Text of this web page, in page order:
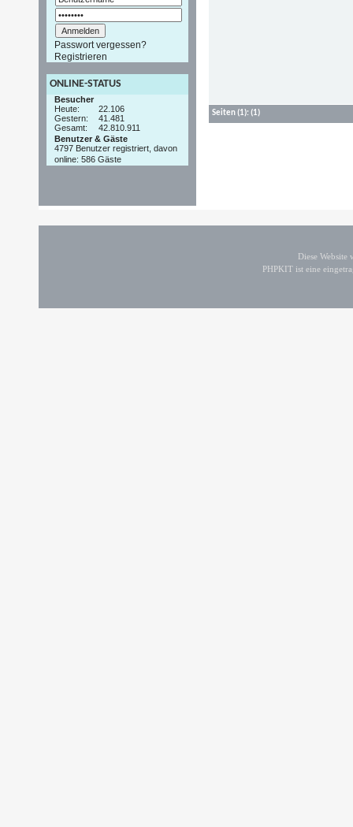
Passwort vergessen?
Registrieren
ONLINE-STATUS
Besucher
Heute:
22.106
Gestern:
41.481
Gesamt:
42.810.911
Benutzer & Gäste
4797 Benutzer registriert, davon
online: 586 Gäste
Seiten(1): (1)
Diese
PHPKIT ist eine